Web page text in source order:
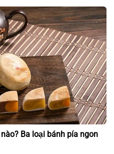
Ba loại bánh pía ngon